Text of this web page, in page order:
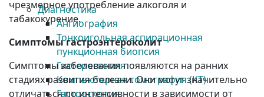
Диагностика
Ангиография
Тонкоигольная аспирационная
пункционная биопсия
Гистероскопия
Компьютерная томография (КТ)
Гастроскопия
чрезмерное употребление алкоголя и
табакокурение.
Симптомы гастроэнтероколит
Симптомы заболевания появляются на ранних
стадиях развития болезни. Они могут значительно
отличаться по интенсивности в зависимости от